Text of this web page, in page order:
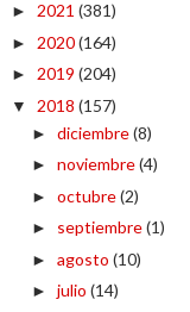
► 2021 (381)
► 2020(164)
► 2019 (204)
▼ 2018 (157)
► diciembre(8)
► noviembre(4)
► octubre(2)
► septiembre(1)
► agosto (10)
► julio (14)